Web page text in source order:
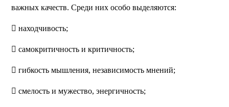
важных качеств. Среди них особо выделяются:
 находчивость;
 самокритичность и критичность;
 гибкость мышления, независимость мнений;
 смелость и мужество, энергичность;